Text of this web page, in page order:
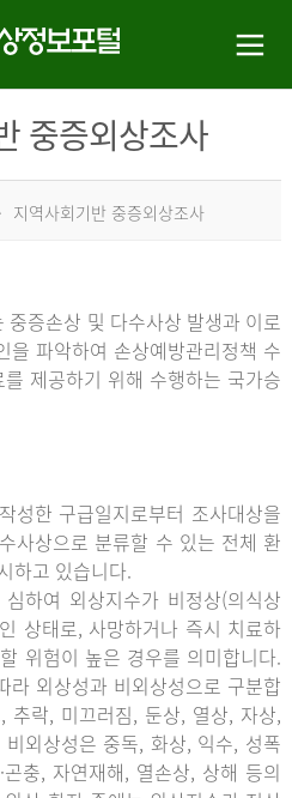
중증외상조사
지역사회기반 중증외상조사
증손상 및 다수사상 발생과 이로
을 파악하여 손상예방관리정책 수
제공하기 위해 수행하는 국가승
성한 구급일지로부터 조사대상을
사상으로 분류할 수 있는 전체 환
하고 있습니다.
하여 외상지수가 비정상(의식상
상태로, 사망하거나 즉시 치료하
위험이 높은 경우를 의미합니다.
라 외상성과 비외상성으로 구분합
추락, 미끄러짐, 둔상, 열상, 자상,
외상성은 중독, 화상, 익수, 성폭
충, 자연재해, 열손상, 상해 등의